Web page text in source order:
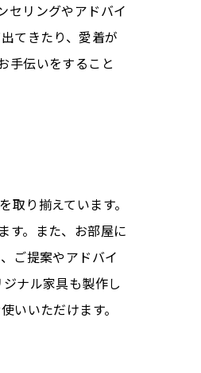
セリングやアドバイ
てきたり、愛着が
手伝いをすること
り揃えています。
す。また、お部屋に
ご提案やアドバイ
ナル家具も製作し
いいただけます。